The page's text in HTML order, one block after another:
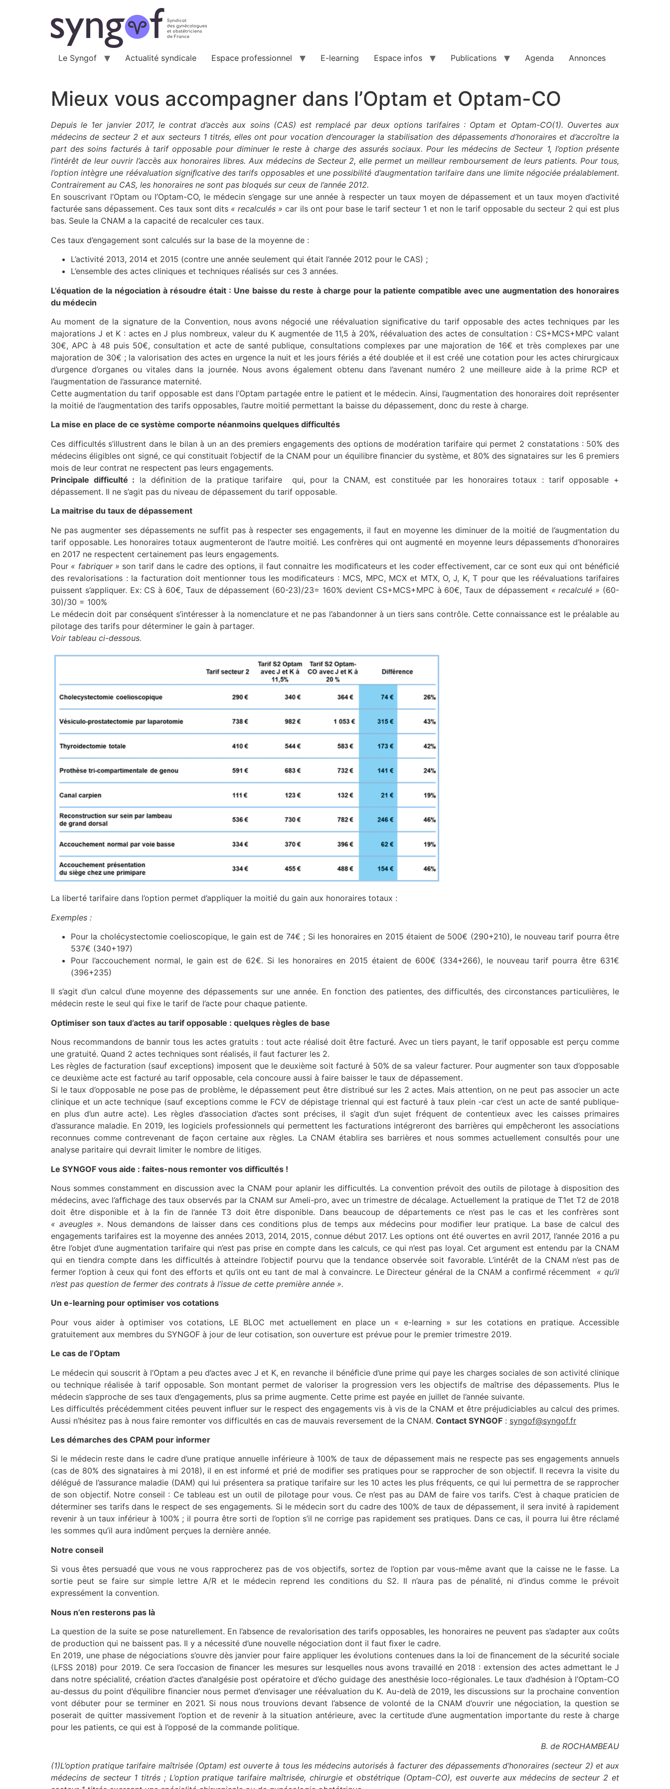
Le Syngof Actualité syndicale Espace professionnel E-learning Espace infos Publications Agenda Annonces
Mieux vous accompagner dans l’Optam et Optam-CO
Depuis le 1er janvier 2017, le contrat d’accès aux soins (CAS) est remplacé par deux options tarifaires : Optam et Optam-CO(1). Ouvertes aux
médecins de secteur 2 et aux secteurs 1 titrés, elles ont pour vocation d’encourager la stabilisation des dépassements d’honoraires et d’accroître la
part des soins facturés à tarif opposable pour diminuer le reste à charge des assurés sociaux. Pour les médecins de Secteur 1, l’option présente
l’intérêt de leur ouvrir l’accès aux honoraires libres. Aux médecins de Secteur 2, elle permet un meilleur remboursement de leurs patients. Pour tous,
l’option intègre une réévaluation signiﬁcative des tarifs opposables et une possibilité d’augmentation tarifaire dans une limite négociée préalablement.
Contrairement au CAS, les honoraires ne sont pas bloqués sur ceux de l’année 2012.
En souscrivant l’Optam ou l’Optam-CO, le médecin s’engage sur une année à respecter un taux moyen de dépassement et un taux moyen d’activité
facturée sans dépassement. Ces taux sont dits « recalculés » car ils ont pour base le tarif secteur 1 et non le tarif opposable du secteur 2 qui est plus
bas. Seule la CNAM a la capacité de recalculer ces taux.
Ces taux d’engagement sont calculés sur la base de la moyenne de :
L’activité 2013, 2014 et 2015 (contre une année seulement qui était l’année 2012 pour le CAS) ;
L’ensemble des actes cliniques et techniques réalisés sur ces 3 années.
L’équation de la négociation à résoudre était : Une baisse du reste à charge pour la patiente compatible avec une augmentation des honoraires
du médecin
Au moment de la signature de la Convention, nous avons négocié une réévaluation signiﬁcative du tarif opposable des actes techniques par les
majorations J et K : actes en J plus nombreux, valeur du K augmentée de 11,5 à 20%, réévaluation des actes de consultation : CS+MCS+MPC valant
30€, APC à 48 puis 50€, consultation et acte de santé publique, consultations complexes par une majoration de 16€ et très complexes par une
majoration de 30€ ; la valorisation des actes en urgence la nuit et les jours fériés a été doublée et il est créé une cotation pour les actes chirurgicaux
d’urgence d’organes ou vitales dans la journée. Nous avons également obtenu dans l’avenant numéro 2 une meilleure aide à la prime RCP et
l’augmentation de l’assurance maternité.
Cette augmentation du tarif opposable est dans l’Optam partagée entre le patient et le médecin. Ainsi, l’augmentation des honoraires doit représenter
la moitié de l’augmentation des tarifs opposables, l’autre moitié permettant la baisse du dépassement, donc du reste à charge.
La mise en place de ce système comporte néanmoins quelques difficultés
Ces difficultés s’illustrent dans le bilan à un an des premiers engagements des options de modération tarifaire qui permet 2 constatations : 50% des
médecins éligibles ont signé, ce qui constituait l’objectif de la CNAM pour un équilibre ﬁnancier du système, et 80% des signataires sur les 6 premiers
mois de leur contrat ne respectent pas leurs engagements.
Principale difficulté : la déﬁnition de la pratique tarifaire qui, pour la CNAM, est constituée par les honoraires totaux : tarif opposable +
dépassement. Il ne s’agit pas du niveau de dépassement du tarif opposable.
La maitrise du taux de dépassement
Ne pas augmenter ses dépassements ne suffit pas à respecter ses engagements, il faut en moyenne les diminuer de la moitié de l’augmentation du
tarif opposable. Les honoraires totaux augmenteront de l’autre moitié. Les confrères qui ont augmenté en moyenne leurs dépassements d’honoraires
en 2017 ne respectent certainement pas leurs engagements.
Pour « fabriquer » son tarif dans le cadre des options, il faut connaitre les modiﬁcateurs et les coder effectivement, car ce sont eux qui ont bénéﬁcié
des revalorisations : la facturation doit mentionner tous les modiﬁcateurs : MCS, MPC, MCX et MTX, O, J, K, T pour que les réévaluations tarifaires
puissent s’appliquer. Ex: CS à 60€, Taux de dépassement (60-23)/23= 160% devient CS+MCS+MPC à 60€, Taux de dépassement « recalculé » (60-
30)/30 = 100%
Le médecin doit par conséquent s’intéresser à la nomenclature et ne pas l’abandonner à un tiers sans contrôle. Cette connaissance est le préalable au
pilotage des tarifs pour déterminer le gain à partager.
Voir tableau ci-dessous.
La liberté tarifaire dans l’option permet d’appliquer la moitié du gain aux honoraires totaux :
Exemples :
Pour la cholécystectomie coelioscopique, le gain est de 74€ ; Si les honoraires en 2015 étaient de 500€ (290+210), le nouveau tarif pourra être
537€ (340+197)
Pour l’accouchement normal, le gain est de 62€. Si les honoraires en 2015 étaient de 600€ (334+266), le nouveau tarif pourra être 631€
(396+235)
Il s’agit d’un calcul d’une moyenne des dépassements sur une année. En fonction des patientes, des difficultés, des circonstances particulières, le
médecin reste le seul qui fixe le tarif de l’acte pour chaque patiente.
Optimiser son taux d’actes au tarif opposable : quelques règles de base
Nous recommandons de bannir tous les actes gratuits : tout acte réalisé doit être facturé. Avec un tiers payant, le tarif opposable est perçu comme
une gratuité. Quand 2 actes techniques sont réalisés, il faut facturer les 2.
Les règles de facturation (sauf exceptions) imposent que le deuxième soit facturé à 50% de sa valeur facturer. Pour augmenter son taux d’opposable
ce deuxième acte est facturé au tarif opposable, cela concoure aussi à faire baisser le taux de dépassement.
Si le taux d’opposable ne pose pas de problème, le dépassement peut être distribué sur les 2 actes. Mais attention, on ne peut pas associer un acte
clinique et un acte technique (sauf exceptions comme le FCV de dépistage triennal qui est facturé à taux plein -car c’est un acte de santé publique-
en plus d’un autre acte). Les règles d’association d’actes sont précises, il s’agit d’un sujet fréquent de contentieux avec les caisses primaires
d’assurance maladie. En 2019, les logiciels professionnels qui permettent les facturations intégreront des barrières qui empêcheront les associations
reconnues comme contrevenant de façon certaine aux règles. La CNAM établira ses barrières et nous sommes actuellement consultés pour une
analyse paritaire qui devrait limiter le nombre de litiges.
Le SYNGOF vous aide : faites-nous remonter vos difficultés !
Nous sommes constamment en discussion avec la CNAM pour aplanir les difficultés. La convention prévoit des outils de pilotage à disposition des
médecins, avec l’afﬁchage des taux observés par la CNAM sur Ameli-pro, avec un trimestre de décalage. Actuellement la pratique de T1et T2 de 2018
doit être disponible et à la fin de l’année T3 doit être disponible. Dans beaucoup de départements ce n’est pas le cas et les confrères sont
« aveugles ». Nous demandons de laisser dans ces conditions plus de temps aux médecins pour modiﬁer leur pratique. La base de calcul des
engagements tarifaires est la moyenne des années 2013, 2014, 2015, connue début 2017. Les options ont été ouvertes en avril 2017, l’année 2016 a pu
être l’objet d’une augmentation tarifaire qui n’est pas prise en compte dans les calculs, ce qui n’est pas loyal. Cet argument est entendu par la CNAM
qui en tiendra compte dans les difficultés à atteindre l’objectif pourvu que la tendance observée soit favorable. L’intérêt de la CNAM n’est pas de
fermer l’option à ceux qui font des efforts et qu’ils ont eu tant de mal à convaincre. Le Directeur général de la CNAM a conﬁrmé récemment « qu’il
n’est pas question de fermer des contrats à l’issue de cette première année ».
Un e-learning pour optimiser vos cotations
Pour vous aider à optimiser vos cotations, LE BLOC met actuellement en place un « e-learning » sur les cotations en pratique. Accessible
gratuitement aux membres du SYNGOF à jour de leur cotisation, son ouverture est prévue pour le premier trimestre 2019.
Le cas de l’Optam
Le médecin qui souscrit à l’Optam a peu d’actes avec J et K, en revanche il bénéﬁcie d’une prime qui paye les charges sociales de son activité clinique
ou technique réalisée à tarif opposable. Son montant permet de valoriser la progression vers les objectifs de maîtrise des dépassements. Plus le
médecin s’approche de ses taux d’engagements, plus sa prime augmente. Cette prime est payée en juillet de l’année suivante.
Les difficultés précédemment citées peuvent inﬂuer sur le respect des engagements vis à vis de la CNAM et être préjudiciables au calcul des primes.
Aussi n’hésitez pas à nous faire remonter vos difficultés en cas de mauvais reversement de la CNAM. Contact SYNGOF : syngof@syngof.fr
Les démarches des CPAM pour informer
Si le médecin reste dans le cadre d’une pratique annuelle inférieure à 100% de taux de dépassement mais ne respecte pas ses engagements annuels
(cas de 80% des signataires à mi 2018), il en est informé et prié de modiﬁer ses pratiques pour se rapprocher de son objectif. Il recevra la visite du
délégué de l’assurance maladie (DAM) qui lui présentera sa pratique tarifaire sur les 10 actes les plus fréquents, ce qui lui permettra de se rapprocher
de son objectif. Notre conseil : Ce tableau est un outil de pilotage pour vous. Ce n’est pas au DAM de faire vos tarifs. C’est à chaque praticien de
déterminer ses tarifs dans le respect de ses engagements. Si le médecin sort du cadre des 100% de taux de dépassement, il sera invité à rapidement
revenir à un taux inférieur à 100% ; il pourra être sorti de l’option s’il ne corrige pas rapidement ses pratiques. Dans ce cas, il pourra lui être réclamé
les sommes qu’il aura indûment perçues la dernière année.
Notre conseil
Si vous êtes persuadé que vous ne vous rapprocherez pas de vos objectifs, sortez de l’option par vous-même avant que la caisse ne le fasse. La
sortie peut se faire sur simple lettre A/R et le médecin reprend les conditions du S2. Il n’aura pas de pénalité, ni d’indus comme le prévoit
expressément la convention.
Nous n’en resterons pas là
La question de la suite se pose naturellement. En l’absence de revalorisation des tarifs opposables, les honoraires ne peuvent pas s’adapter aux coûts
de production qui ne baissent pas. Il y a nécessité d’une nouvelle négociation dont il faut ﬁxer le cadre.
En 2019, une phase de négociations s’ouvre dès janvier pour faire appliquer les évolutions contenues dans la loi de ﬁnancement de la sécurité sociale
(LFSS 2018) pour 2019. Ce sera l’occasion de ﬁnancer les mesures sur lesquelles nous avons travaillé en 2018 : extension des actes admettant le J
dans notre spécialité, création d’actes d’analgésie post opératoire et d’écho guidage des anesthésie loco-régionales. Le taux d’adhésion à l’Optam-CO
au-dessus du point d’équilibre ﬁnancier nous permet d’envisager une réévaluation du K. Au-delà de 2019, les discussions sur la prochaine convention
vont débuter pour se terminer en 2021. Si nous nous trouvions devant l’absence de volonté de la CNAM d’ouvrir une négociation, la question se
poserait de quitter massivement l’option et de revenir à la situation antérieure, avec la certitude d’une augmentation importante du reste à charge
pour les patients, ce qui est à l’opposé de la commande politique.
B. de ROCHAMBEAU
(1)L’option pratique tarifaire maîtrisée (Optam) est ouverte à tous les médecins autorisés à facturer des dépassements d’honoraires (secteur 2) et aux
médecins de secteur 1 titrés ; L’option pratique tarifaire maîtrisée, chirurgie et obstétrique (Optam-CO), est ouverte aux médecins de secteur 2 et